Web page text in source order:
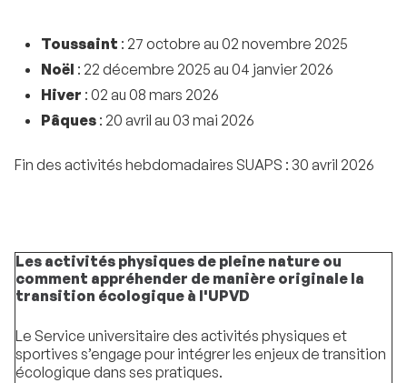
Toussaint : 27 octobre au 02 novembre 2025
Noël : 22 décembre 2025 au 04 janvier 2026
Hiver : 02 au 08 mars 2026
Pâques : 20 avril au 03 mai 2026
Fin des activités hebdomadaires SUAPS : 30 avril 2026
Les activités physiques de pleine nature ou
comment appréhender de manière originale la
transition écologique à l'UPVD
Le Service universitaire des activités physiques et
sportives s’engage pour intégrer les enjeux de transition
écologique dans ses pratiques.